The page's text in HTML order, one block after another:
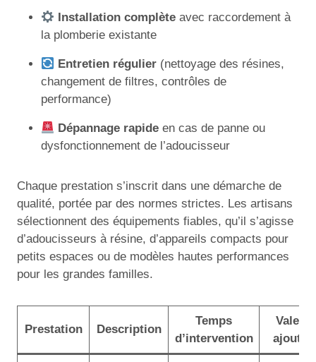
Installation complète avec raccordement à
la plomberie existante
Entretien régulier (nettoyage des résines,
changement de filtres, contrôles de
performance)
Dépannage rapide en cas de panne ou
dysfonctionnement de l’adoucisseur
Chaque prestation s’inscrit dans une démarche de
qualité, portée par des normes strictes. Les artisans
sélectionnent des équipements fiables, qu’il s’agisse
d’adoucisseurs à résine, d’appareils compacts pour
petits espaces ou de modèles hautes performances
pour les grandes familles.
Prestation Description
Temps
d’intervention
Valeur
ajoutée